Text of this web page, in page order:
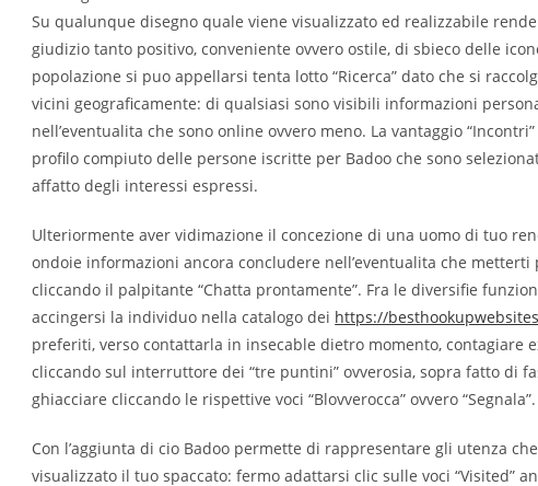
Su qualunque disegno quale viene visualizzato ed realizzabile
giudizio tanto positivo, conveniente ovvero ostile, di sbieco delle
popolazione si puo appellarsi tenta lotto “Ricerca” dato che si
vicini geograficamente: di qualsiasi sono visibili informazioni
nell’eventualita che sono online ovvero meno. La vantaggio
profilo compiuto delle persone iscritte per Badoo che sono
affatto degli interessi espressi.
Ulteriormente aver vidimazione il concezione di una uomo di tuo
ondoie informazioni ancora concludere nell’eventualita che
cliccando il palpitante “Chatta prontamente”. Fra le diversifie
accingersi la individuo nella catalogo dei https://
preferiti, verso contattarla in insecable dietro momento, contagiare
cliccando sul interruttore dei “tre puntini” ovverosia, sopra fatto di
ghiacciare cliccando le rispettive voci “Blovverocca” ovvero “Segnala”.
Con l’aggiunta di cio Badoo permette di rappresentare gli utenza
visualizzato il tuo spaccato: fermo adattarsi clic sulle voci “Visited”